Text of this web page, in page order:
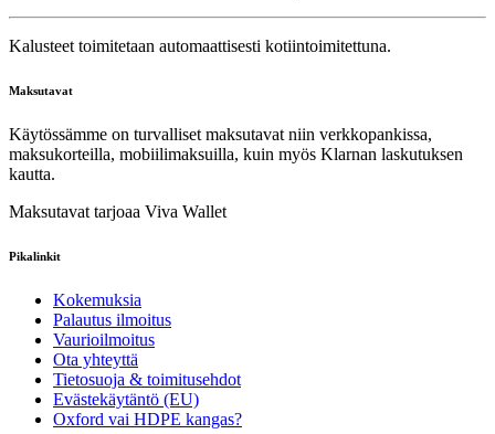
Kalusteet toimitetaan automaattisesti kotiintoimitettuna.
Maksutavat
Käytössämme on turvalliset maksutavat niin verkkopankissa,
maksukorteilla, mobiilimaksuilla, kuin myös Klarnan laskutuksen
kautta.
Maksutavat tarjoaa Viva Wallet
Pikalinkit
Kokemuksia
Palautus ilmoitus
Vaurioilmoitus
Ota yhteyttä
Tietosuoja & toimitusehdot
Evästekäytäntö (EU)
Oxford vai HDPE kangas?